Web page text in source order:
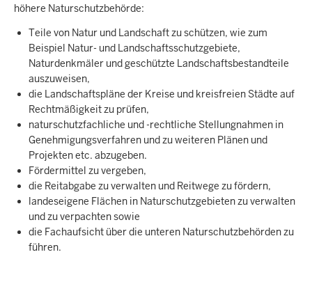
höhere Naturschutzbehörde:
Teile von Natur und Landschaft zu schützen, wie zum
Beispiel Natur- und Landschaftsschutzgebiete,
Naturdenkmäler und geschützte Landschaftsbestandteile
auszuweisen,
die Landschaftspläne der Kreise und kreisfreien Städte auf
Rechtmäßigkeit zu prüfen,
naturschutzfachliche und -rechtliche Stellungnahmen in
Genehmigungsverfahren und zu weiteren Plänen und
Projekten etc. abzugeben.
Fördermittel zu vergeben,
die Reitabgabe zu verwalten und Reitwege zu fördern,
landeseigene Flächen in Naturschutzgebieten zu verwalten
und zu verpachten sowie
die Fachaufsicht über die unteren Naturschutzbehörden zu
führen.